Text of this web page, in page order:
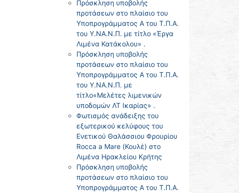
Πρόσκληση υποβολής
προτάσεων στο πλαίσιο του
Υποπρογράμματος Α του Τ.Π.Α.
του Υ.ΝΑ.Ν.Π. με τίτλο «Έργα
Λιμένα Κατάκολου» .
Πρόσκληση υποβολής
προτάσεων στο πλαίσιο του
Υποπρογράμματος Α του Τ.Π.Α.
του Υ.ΝΑ.Ν.Π. με
τίτλο«Μελέτες λιμενικών
υποδομών ΛΤ Ικαρίας» .
Φωτισμός ανάδειξης του
εξωτερικού κελύφους του
Ενετικού Θαλάσσιου Φρουρίου
Rocca a Mare (Κουλέ) στο
Λιμένα Ηρακλείου Κρήτης
Πρόσκληση υποβολής
προτάσεων στο πλαίσιο του
Υποπρογράμματος Α του Τ.Π.Α.